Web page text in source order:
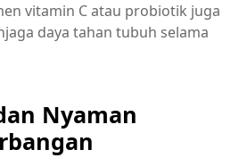
vitamin C atau probiotik juga
daya tahan tubuh selama
Nyaman